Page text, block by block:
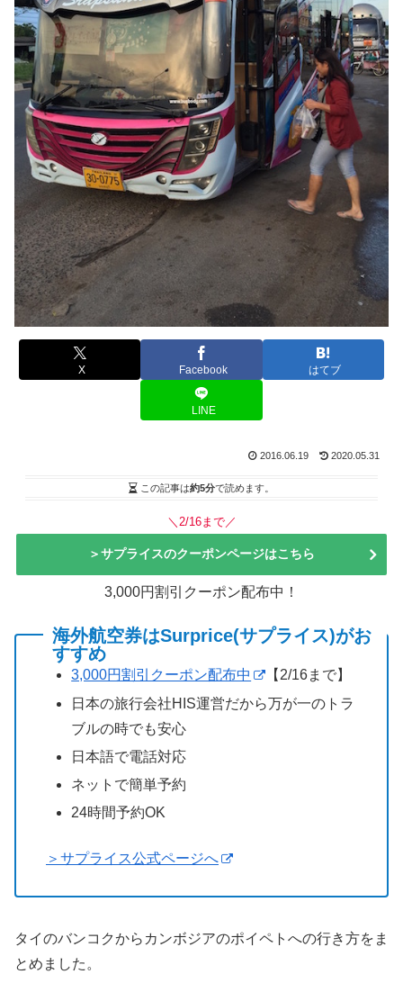
X Facebook はてブ
LINE
2016.06.19 2020.05.31
この記事は約5分で読めます。
＼2/16まで／
＞サプライスのクーポンページはこちら
3,000円割引クーポン配布中！
海外航空券はSurprice(サプライス)がお
すすめ
3,000円割引クーポン配布中
【2/16まで】
日本の旅行会社HIS運営だから万が一のトラ
ブルの時でも安心
日本語で電話対応
ネットで簡単予約
24時間予約OK
＞サプライス公式ページへ
タイのバンコクからカンボジアのポイペトへの行き方をま
とめました。